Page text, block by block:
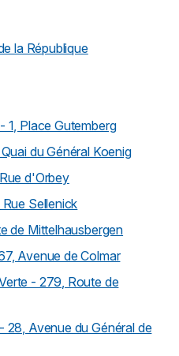
la République
1, Place Gutemberg
du Général Koenig
d'Orbey
Sellenick
de Mittelhausbergen
Avenue de Colmar
- 279, Route de
28, Avenue du Général de